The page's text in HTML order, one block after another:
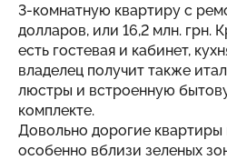
3-комнатную квартиру с
долларов, или 16,2 млн. грн.
есть гостевая и кабинет,
владелец получит также
люстры и встроенную
комплекте.
Довольно дорогие квартиры
особенно вблизи зеленых